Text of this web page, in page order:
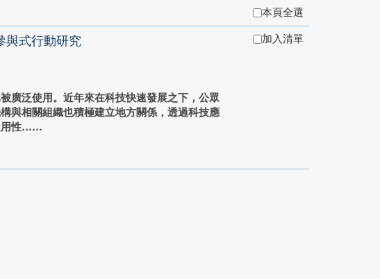
本頁全選
與式行動研究
廣泛使用。近年來在科技快速發展之下，公眾
與相關組織也積極建立地方關係，透過科技應
性...
加入清單